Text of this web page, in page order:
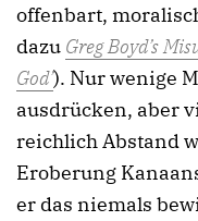
offenbart,
dazu Greg Boyd’s
God’). Nur wenige
ausdrücken, aber
reichlich Abstand
Eroberung
er das niemals